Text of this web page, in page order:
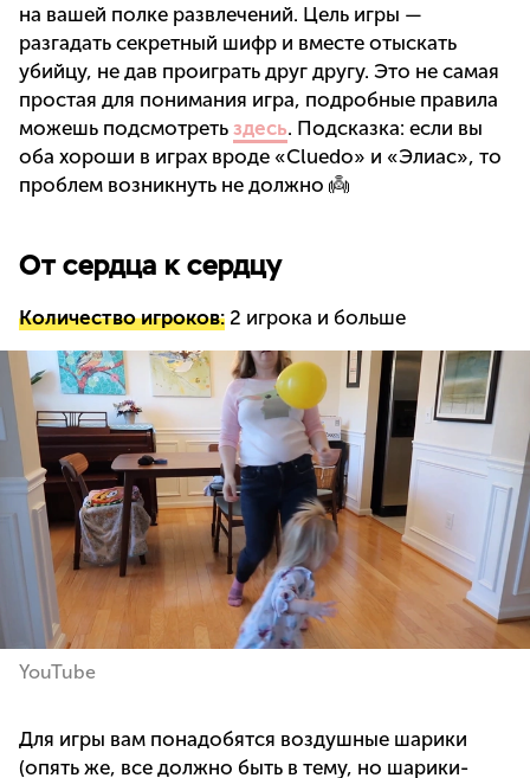
на вашей полке развлечений. Цель игры —
разгадать секретный шифр и вместе отыскать
убийцу, не дав проиграть друг другу. Это не самая
простая для понимания игра, подробные правила
можешь подсмотреть здесь. Подсказка: если вы
оба хороши в играх вроде «Cluedo» и «Элиас», то
проблем возникнуть не должно 👼
От сердца к сердцу
Количество игроков: 2 игрока и больше
YouTube
Для игры вам понадобятся воздушные шарики
(опять же, все должно быть в тему, но шарики-